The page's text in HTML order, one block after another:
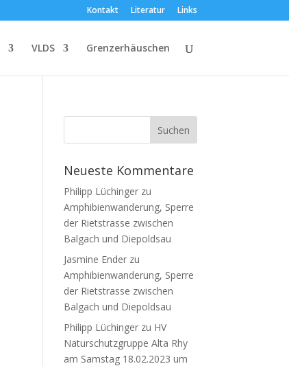
Kontakt Literatur Links
VLDS Grenzerhäuschen
Neueste Kommentare
Philipp Lüchinger zu
Amphibienwanderung, Sperre
der Rietstrasse zwischen
Balgach und Diepoldsau
Jasmine Ender zu
Amphibienwanderung, Sperre
der Rietstrasse zwischen
Balgach und Diepoldsau
Philipp Lüchinger zu HV
Naturschutzgruppe Alta Rhy
am Samstag 18.02.2023 um